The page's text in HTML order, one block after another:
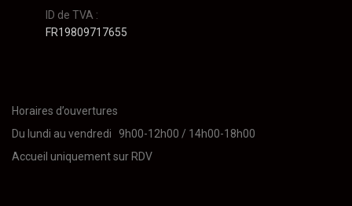
ID de TVA :
FR19809717655
Horaires d’ouvertures
Du lundi au vendredi 9h00-12h00 / 14h00-18h00
Accueil uniquement sur RDV